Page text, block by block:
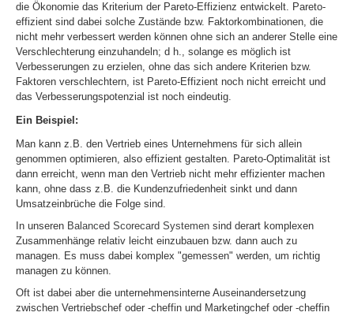
die Ökonomie das Kriterium der Pareto-Effizienz entwickelt. Pareto-
effizient sind dabei solche Zustände bzw. Faktorkombinationen, die
nicht mehr verbessert werden können ohne sich an anderer Stelle eine
Verschlechterung einzuhandeln; d h., solange es möglich ist
Verbesserungen zu erzielen, ohne das sich andere Kriterien bzw.
Faktoren verschlechtern, ist Pareto-Effizient noch nicht erreicht und
das Verbesserungspotenzial ist noch eindeutig.
Ein Beispiel:
Man kann z.B. den Vertrieb eines Unternehmens für sich allein
genommen optimieren, also effizient gestalten. Pareto-Optimalität ist
dann erreicht, wenn man den Vertrieb nicht mehr effizienter machen
kann, ohne dass z.B. die Kundenzufriedenheit sinkt und dann
Umsatzeinbrüche die Folge sind.
In unseren Balanced Scorecard Systemen sind derart komplexen
Zusammenhänge relativ leicht einzubauen bzw. dann auch zu
managen. Es muss dabei komplex "gemessen" werden, um richtig
managen zu können.
Oft ist dabei aber die unternehmensinterne Auseinandersetzung
zwischen Vertriebschef oder -cheffin und Marketingchef oder -cheffin